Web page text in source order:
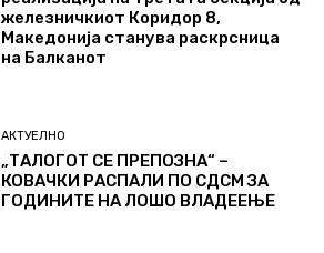
железничкиот Коридор 8,
Македонија станува раскрсница
на Балканот
АКТУЕЛНО
„ТАЛОГОТ СЕ ПРЕПОЗНА“ –
КОВАЧКИ РАСПАЛИ ПО СДСМ ЗА
ГОДИНИТЕ НА ЛОШО ВЛАДЕЕЊЕ